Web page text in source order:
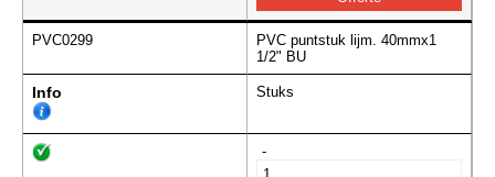
PVC0299
PVC puntstuk lijm. 40mmx1
1/2" BU
Info Stuks
-